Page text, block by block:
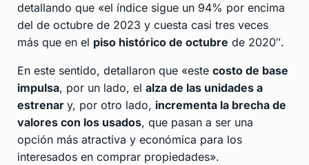
detallando que «el índice sigue un 94% por encima
del de octubre de 2023 y cuesta casi tres veces
más que en el piso histórico de octubre de 2020″.
En este sentido, detallaron que «este costo de base
impulsa, por un lado, el alza de las unidades a
estrenar y, por otro lado, incrementa la brecha de
valores con los usados, que pasan a ser una
opción más atractiva y económica para los
interesados en comprar propiedades».